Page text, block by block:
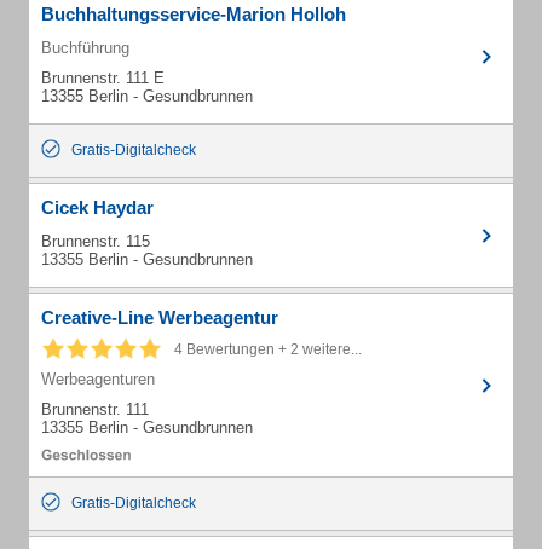
Buchhaltungsservice-Marion Holloh
Buchführung
Brunnenstr. 111 E
13355 Berlin - Gesundbrunnen
Gratis-Digitalcheck
Cicek Haydar
Brunnenstr. 115
13355 Berlin - Gesundbrunnen
Creative-Line Werbeagentur
4 Bewertungen + 2 weitere...
Werbeagenturen
Brunnenstr. 111
13355 Berlin - Gesundbrunnen
Gratis-Digitalcheck